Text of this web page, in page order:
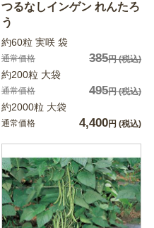
つるなしインゲン れんたろ
う
約60粒 実咲 袋
通常価格 385円(税込)
約200粒 大袋
通常価格 495円(税込)
約2000粒 大袋
通常価格 4,400円 (税込)